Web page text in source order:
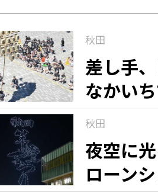
秋田
差し手
なかい
秋田
夜空に
ローン